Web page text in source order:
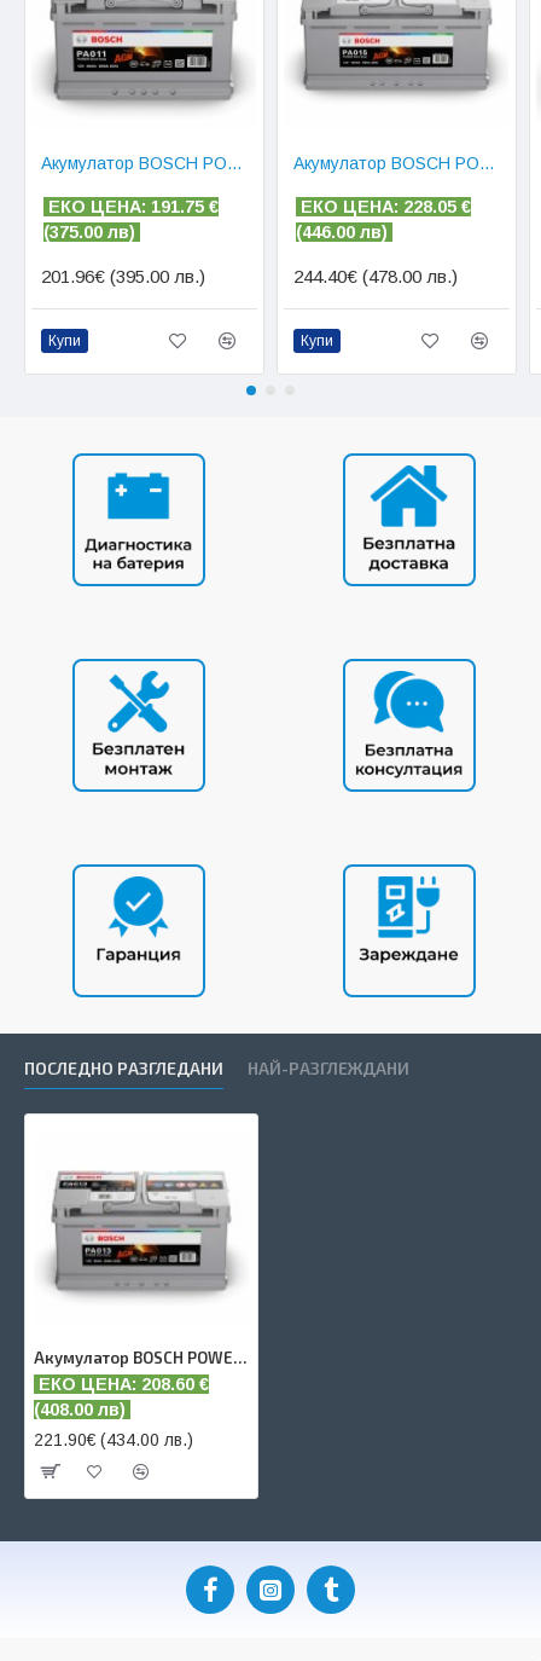
Акумулатор BOSCH POWER AGM 80 AH
ЕКО ЦЕНА: 191.75 €
(375.00 лв)
201.96€ (395.00 лв.)
Купи
Акумулатор BOSCH POWER AGM 105 AH
ЕКО ЦЕНА: 228.05 €
(446.00 лв)
244.40€ (478.00 лв.)
Купи
ПОСЛЕДНО РАЗГЛЕДАНИ НАЙ-РАЗГЛЕЖДАНИ
Акумулатор BOSCH POWER AGM 95 AH
ЕКО ЦЕНА: 208.60 €
(408.00 лв)
221.90€ (434.00 лв.)